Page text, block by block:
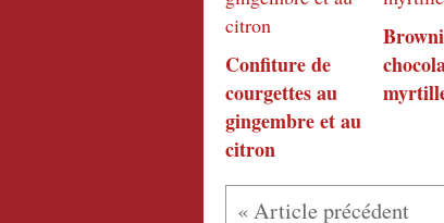
Confiture de
courgettes au
gingembre et au
citron